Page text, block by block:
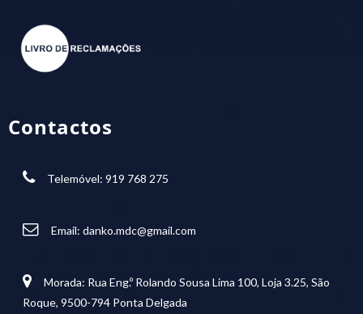
Contactos
Telemóvel: 919 768 275
Email: danko.mdc@gmail.com
Morada: Rua Eng.º Rolando Sousa Lima 100, Loja 3.25, São
Roque, 9500-794 Ponta Delgada